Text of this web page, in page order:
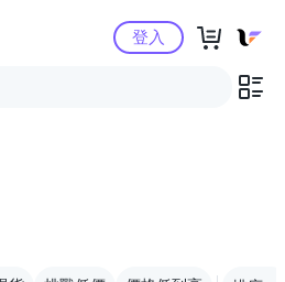
Yahoo購物中心
登入